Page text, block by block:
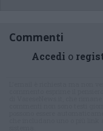
Commenti
Accedi o